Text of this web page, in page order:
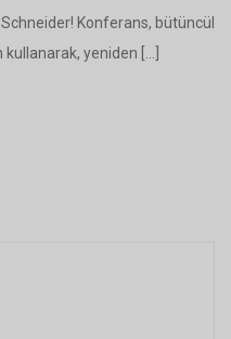
Schneider! Konferans, bütüncül
kullanarak, yeniden […]